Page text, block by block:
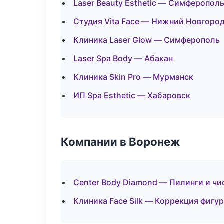
Laser Beauty Esthetic — Симферополь
Студия Vita Face — Нижний
Клиника Laser Glow — Симферополь
Laser Spa Body — Абакан
Клиника Skin Pro — Мурманск
ИП Spa Esthetic — Хабаровск
Компании в Воронеж
Center Body Diamond — Пилинги и
Клиника Face Silk — Коррекция